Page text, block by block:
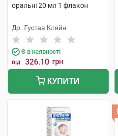
оральні 20 мл 1 флакон
Др. Густав Кляйн
Є в наявності
від 326.10 грн
КУПИТИ